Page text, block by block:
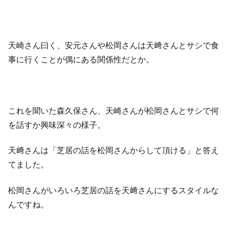
天崎さん曰く、安元さんや松岡さんは天﨑さんとサシで食
事に行くことが偶にある関係性だとか。
これを聞いた森久保さん、天崎さんが松岡さんとサシで何
を話すか興味深々の様子。
天﨑さんは「芝居の話を松岡さんからして頂ける」と答え
てました。
松岡さんがいろいろ芝居の話を天﨑さんにするスタイルな
んですね。